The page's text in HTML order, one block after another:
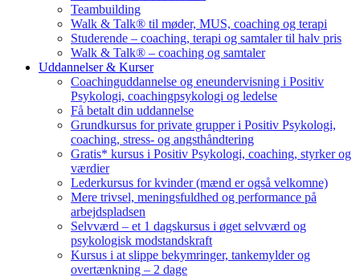
Teambuilding
Walk & Talk® til møder, MUS, coaching og terapi
Studerende – coaching, terapi og samtaler til halv pris
Walk & Talk® – coaching og samtaler
Uddannelser & Kurser
Coachinguddannelse og eneundervisning i Positiv
Psykologi, coachingpsykologi og ledelse
Få betalt din uddannelse
Grundkursus for private grupper i Positiv Psykologi,
coaching, stress- og angsthåndtering
Gratis* kursus i Positiv Psykologi, coaching, styrker og
værdier
Lederkursus for kvinder (mænd er også velkomne)
Mere trivsel, meningsfuldhed og performance på
arbejdspladsen
Selvværd – et 1 dagskursus i øget selvværd og
psykologisk modstandskraft
Kursus i at slippe bekymringer, tankemylder og
overtænkning – 2 dage